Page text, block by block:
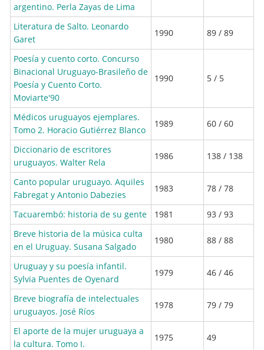
argentino. Perla Zayas de Lima
Literatura de Salto. Leonardo
Garet
1990 89 / 89
Poesía y cuento corto. Concurso
Binacional Uruguayo-Brasileño de
Poesía y Cuento Corto.
Moviarte'90
1990 5 / 5
Médicos uruguayos ejemplares.
Tomo 2. Horacio Gutiérrez Blanco
1989 60 / 60
Diccionario de escritores
uruguayos. Walter Rela
1986 138 / 138
Canto popular uruguayo. Aquiles
Fabregat y Antonio Dabezies
1983 78 / 78
Tacuarembó: historia de su gente 1981
93 / 93
Breve historia de la música culta
en el Uruguay. Susana Salgado
1980 88 / 88
Uruguay y su poesía infantil.
Sylvia Puentes de Oyenard
1979 46 / 46
Breve biografía de intelectuales
uruguayos. José Ríos
1978 79 / 79
El aporte de la mujer uruguaya a
la cultura. Tomo I.
1975 49